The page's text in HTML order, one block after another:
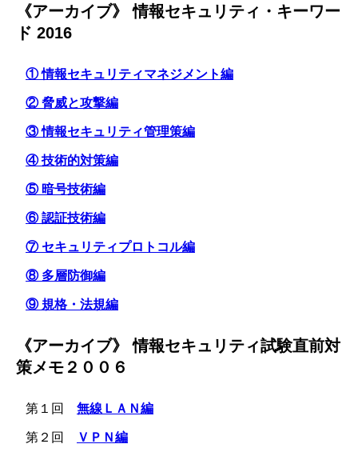
《アーカイブ》 情報セキュリティ・キーワー
ド 2016
① 情報セキュリティマネジメント編
② 脅威と攻撃編
③ 情報セキュリティ管理策編
④ 技術的対策編
⑤ 暗号技術編
⑥ 認証技術編
⑦ セキュリティプロトコル編
⑧ 多層防御編
⑨ 規格・法規編
《アーカイブ》 情報セキュリティ試験直前対
策メモ２００６
第１回 無線ＬＡＮ編
第２回 ＶＰＮ編